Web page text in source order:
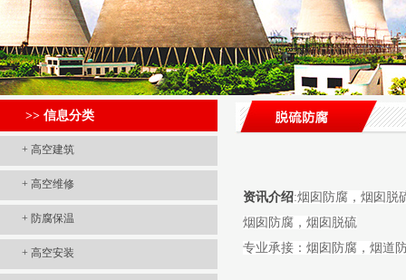
>> 信息分类
+ 高空建筑
+ 高空维修
+ 防腐保温
+ 高空安装
资讯介绍:烟囱防腐，烟囱脱
烟囱防腐，烟囱脱硫
专业承接：烟囱防腐，烟道